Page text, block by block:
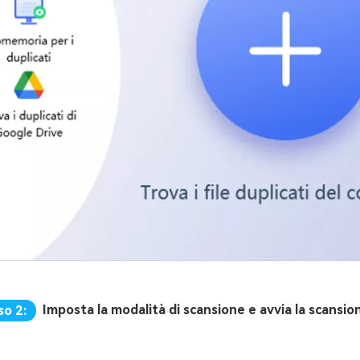
2: Imposta la modalità di scansione e avvia la